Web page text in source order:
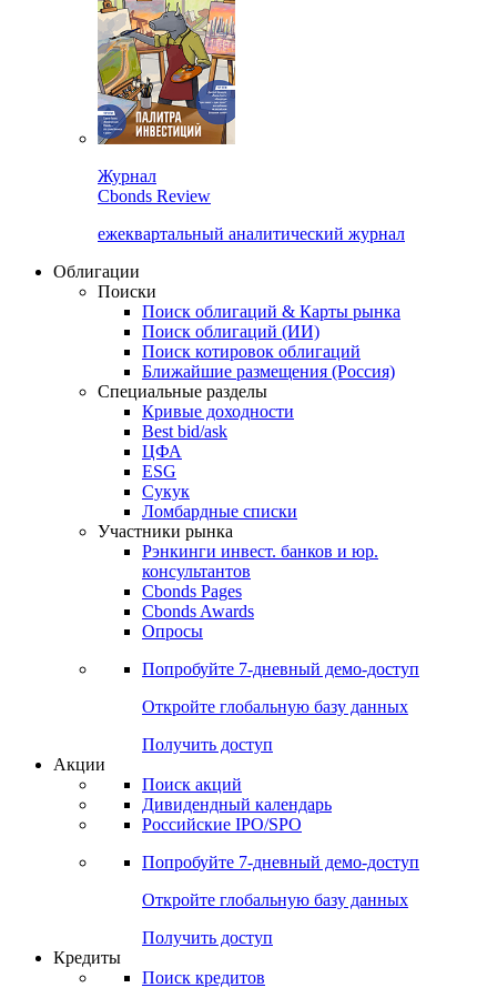
Журнал
Cbonds Review
ежеквартальный аналитический журнал
Облигации
Поиски
Поиск облигаций & Карты рынка
Поиск облигаций (ИИ)
Поиск котировок облигаций
Ближайшие размещения (Россия)
Специальные разделы
Кривые доходности
Best bid/ask
ЦФА
ESG
Сукук
Ломбардные списки
Участники рынка
Рэнкинги инвест. банков и юр.
консультантов
Cbonds Pages
Cbonds Awards
Опросы
Попробуйте 7-дневный демо-доступ
Откройте глобальную базу данных
Получить доступ
Акции
Поиск акций
Дивидендный календарь
Российские IPO/SPO
Попробуйте 7-дневный демо-доступ
Откройте глобальную базу данных
Получить доступ
Кредиты
Поиск кредитов